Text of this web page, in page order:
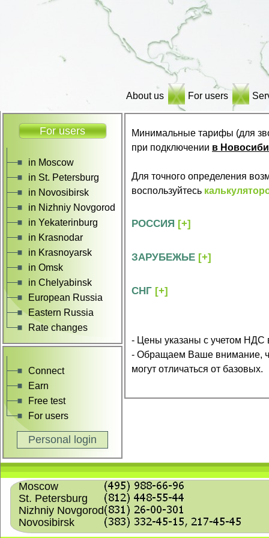
About us For users
For users
in Moscow
in St. Petersburg
in Novosibirsk
in Nizhniy Novgorod
in Yekaterinburg
in Krasnodar
in Krasnoyarsk
in Omsk
in Chelyabinsk
European Russia
Eastern Russia
Rate changes
Connect
Earn
Free test
For users
Personal login
Минимальные тарифы (для
при подключении в
Для точного определения
воспользуйтесь
РОССИЯ [+]
ЗАРУБЕЖЬЕ [+]
СНГ [+]
- Цены указаны с учетом НДС
- Обращаем Ваше внимание,
могут отличаться от базовых.
Moscow
St. Petersburg
Nizhniy Novgorod
Novosibirsk